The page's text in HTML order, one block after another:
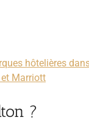
hôtelières
Marriott
?